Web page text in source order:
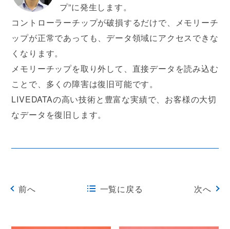
プ”に発生します。
コントローラーチップが破損するだけで、メモリーチ
ップが正常であっても、データ領域にアクセスできな
くなります。
メモリーチップを取り外して、直接データを読み込む
ことで、多くの障害は復旧可能です。
LIVEDATAの高い技術と豊富な実績で、お客様の大切
なデータを復旧します。
前へ 一覧に戻る 次へ